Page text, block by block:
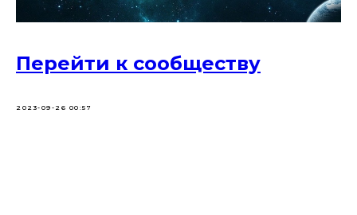
Перейти к сообществу
2023-09-26 00:57